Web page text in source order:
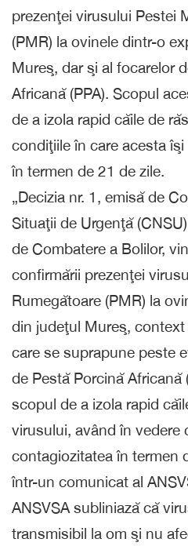
prezenţei virusului Pestei
(PMR) la ovinele dintr-o
Mureş, dar şi al focarelor
Africană (PPA). Scopul
de a izola rapid căile de
condiţiile în care acesta
în termen de 21 de zile.
„Decizia nr. 1, emisă de
Situaţii de Urgenţă
de Combatere a Bolilor,
confirmării prezenţei
Rumegătoare (PMR) la
din judeţul Mureş,
care se suprapune peste
de Pestă Porcină Africană
scopul de a izola rapid
virusului, având în vedere
contagiozitatea în termen
într-un comunicat al
ANSVSA subliniază că
transmisibil la om şi nu